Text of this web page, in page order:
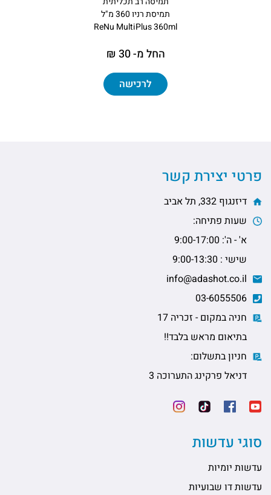
תמיסת רניו 360 מ"ל
ReNu MultiPlus 360ml
החל מ- 30 ₪
לרכישה
פרטי יצירת קשר
דיזנגוף 332, תל אביב
שעות פתיחה:
א' - ה': 9:00-17:00
שישי : 9:00-13:30
חניה במקום - זכריה 17
בתיאום מראש בלבד!!
חניון בתשלום:
דניאל פרקינג התערוכה 3
סוגי עדשות
עדשות יומיות
עדשות דו שבועיות